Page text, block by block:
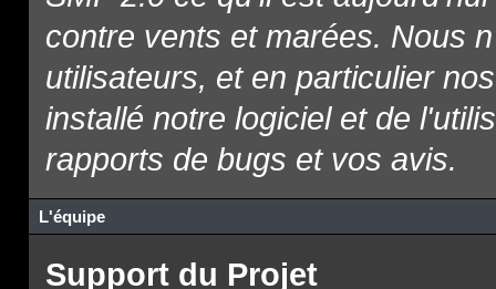
contre vents et marées. Nous
utilisateurs, et en particulier
installé notre logiciel et de
rapports de bugs et vos avis.
L'équipe
Support du Projet